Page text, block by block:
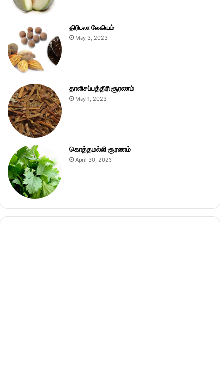
திரிபலா லேகியம்
May 3, 2023
தாளிசப்பத்திரி சூரணம்
May 1, 2023
கொத்தமல்லி சூரணம்
April 30, 2023